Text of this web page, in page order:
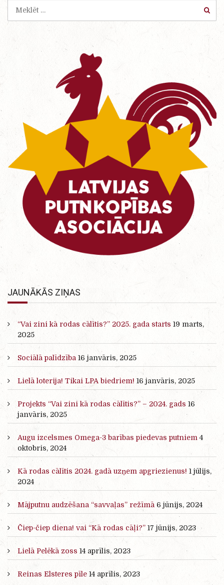
JAUNĀKĀS ZIŅAS
“Vai zini kā rodas cālītis?” 2025. gada starts 19 marts,
2025
Sociālā palīdzība 16 janvāris, 2025
Lielā loterija! Tikai LPA biedriem! 16 janvāris, 2025
Projekts “Vai zini kā rodas cālītis?” – 2024. gads 16
janvāris, 2025
Augu izcelsmes Omega-3 barības piedevas putniem 4
oktobris, 2024
Kā rodas cālītis 2024. gadā uzņem apgriezienus! 1 jūlijs,
2024
Mājputnu audzēšana “savvaļas” režīmā 6 jūnijs, 2024
Čiep-čiep diena! vai “Kā rodas cāļi?” 17 jūnijs, 2023
Lielā Pelēkā zoss 14 aprīlis, 2023
Reinas Elsteres pīle 14 aprīlis, 2023